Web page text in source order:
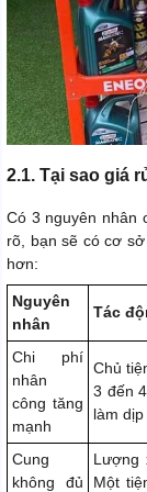
2.1. Tại sao giá
Có 3 nguyên nhân
rõ, bạn sẽ có cơ
hơn:
Nguyên
nhân
Tác
Chi phí
nhân
công tăng
mạnh
Chủ
3 đến
làm
Cung
không đủ
Lượng
Một